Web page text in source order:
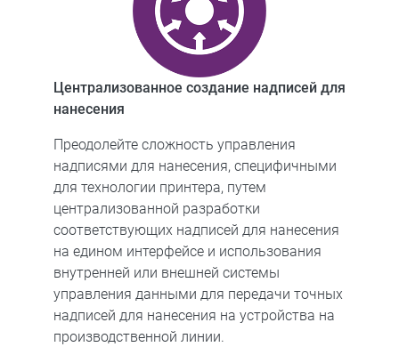
Централизованное создание надписей для
нанесения
Преодолейте сложность управления
надписями для нанесения, специфичными
для технологии принтера, путем
централизованной разработки
соответствующих надписей для нанесения
на едином интерфейсе и использования
внутренней или внешней системы
управления данными для передачи точных
надписей для нанесения на устройства на
производственной линии.